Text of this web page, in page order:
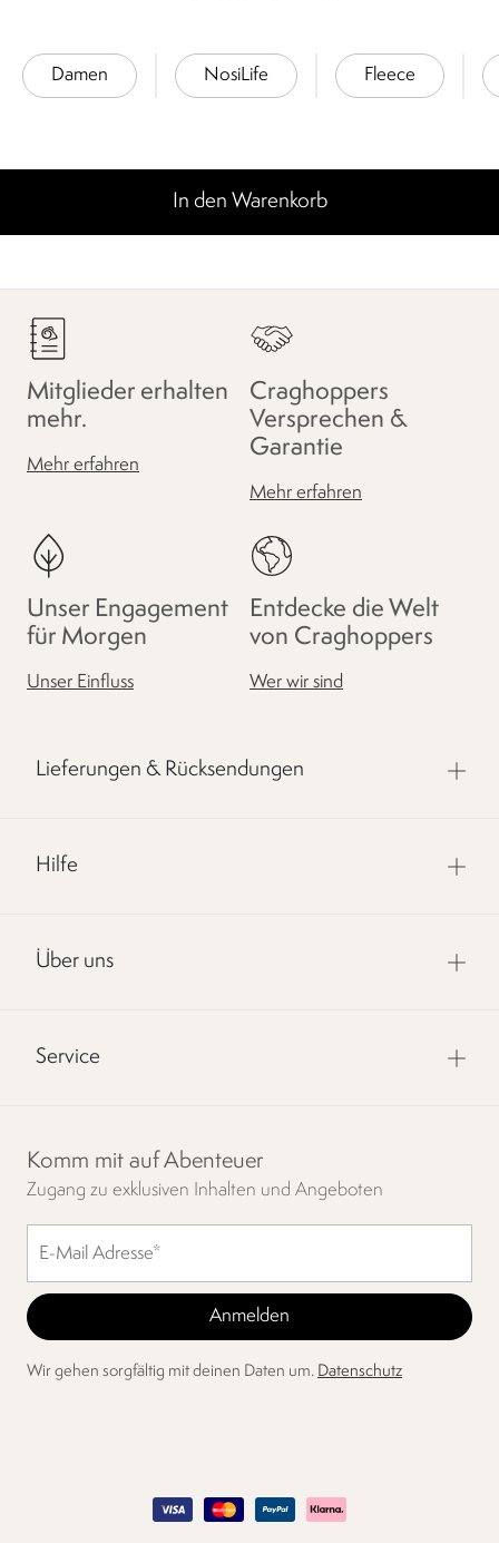
Damen NosiLife Fleece
In den Warenkorb
Mitglieder erhalten
mehr.
Mehr erfahren
Craghoppers
Versprechen &
Garantie
Mehr erfahren
Unser Engagement
für Morgen
Unser Einfluss
Entdecke die Welt
von Craghoppers
Wer wir sind
Lieferungen & Rücksendungen
Hilfe
Über uns
Service
Komm mit auf Abenteuer
Zugang zu exklusiven Inhalten und Angeboten
Wir gehen sorgfältig mit deinen Daten um. Datenschutz